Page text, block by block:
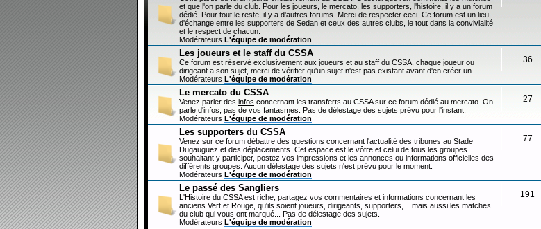
et que l'on parle du club. Pour les joueurs, le mercato, les supporters, l'histoire, il y a un forum
dédié. Pour tout le reste, il y a d'autres forums. Merci de respecter ceci. Ce forum est un lieu
d'échange entre les supporters de Sedan et ceux des autres clubs, le tout dans la convivialité
et le respect de chacun.
Modérateurs L'équipe de modération
Les joueurs et le staff du CSSA
Ce forum est réservé exclusivement aux joueurs et au staff du CSSA, chaque joueur ou
dirigeant a son sujet, merci de vérifier qu'un sujet n'est pas existant avant d'en créer un.
Modérateurs L'équipe de modération
36
Le mercato du CSSA
Venez parler des infos concernant les transferts au CSSA sur ce forum dédié au mercato. On
parle d'infos, pas de vos fantasmes. Pas de délestage des sujets prévu pour l'instant.
Modérateurs L'équipe de modération
27
Les supporters du CSSA
Venez sur ce forum débattre des questions concernant l'actualité des tribunes au Stade
Dugauguez et des déplacements. Cet espace est le vôtre et celui de tous les groupes
souhaitant y participer, postez vos impressions et les annonces ou informations officielles des
différents groupes. Aucun délestage des sujets n'est prévu pour le moment.
Modérateurs L'équipe de modération
77
Le passé des Sangliers
L'Histoire du CSSA est riche, partagez vos commentaires et informations concernant les
anciens Vert et Rouge, qu'ils soient joueurs, dirigeants, supporters,... mais aussi les matches
du club qui vous ont marqué... Pas de délestage des sujets.
Modérateurs L'équipe de modération
191